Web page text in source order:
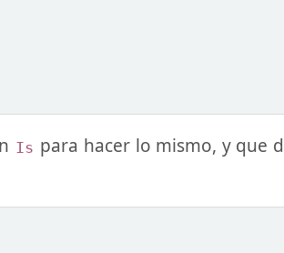
Is para hacer lo mismo, y que